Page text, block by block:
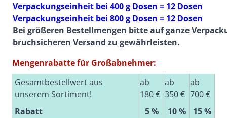
Verpackungseinheit bei 400 g Dosen = 12 Dosen
Verpackungseinheit bei 800 g Dosen = 12 Dosen
Bei größeren Bestellmengen bitte auf ganze
bruchsicheren Versand zu gewährleisten.
Mengenrabatte für Großabnehmer:
Gesamtbestellwert aus
unserem Sortiment!
ab
180 €
ab
350 €
ab
700 €
Rabatt
5 % 10 % 15 %